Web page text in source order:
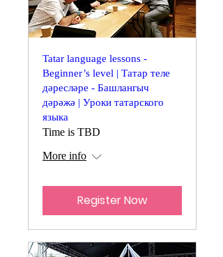
Tatar language lessons -
Beginner’s level | Tатар теле
дәресләре - Башлангыч
дәрәжә | Уроки татарского
языка
Time is TBD
More info
Register Now